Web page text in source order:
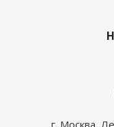
г. Москва,